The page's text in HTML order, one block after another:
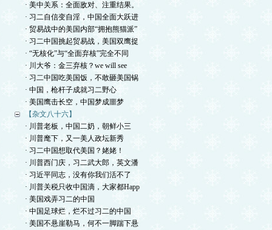
· 美中关系：全面敌对、注重结果。
· 习二自信变自淫，中国全面大跃进
· 贸易战中的美国内部“拥抱熊猫派”
· 习二中国挑起贸易战，美国双鹰捉
· “无核化”与“全面弃核”完全不同
· 川大爷：金三弃核？we will see
· 习二中国吃美国饭，不敢砸美国锅
· 中国，枪杆子成就习二野心
· 美国鹰击长空，中国梦成噩梦
【杂文八十六】
· 川普老板，中国二奶，朝鲜小三
· 川普麾下，又一美人政坛新秀
· 习二中国想取代美国？姥姥！
· 川普西门庆，习二武大郎，英文潘
· 习近平同志，没有你我们活不了
· 川普关税只收中国滴，大家都Happ
· 美国戏弄习二的中国
· 中国足球烂，烂不过习二的中国
· 美国不悬崖勒马，何不一脚踹下悬